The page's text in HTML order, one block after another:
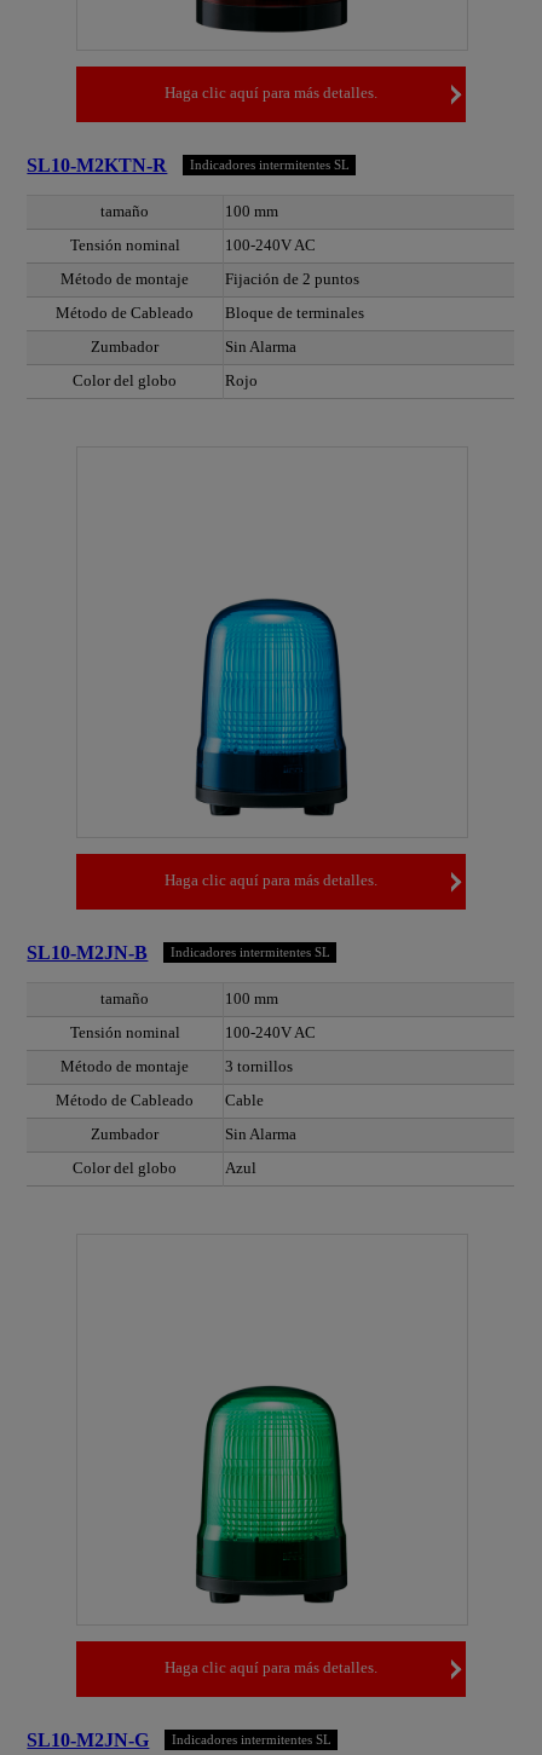
Haga clic aquí para más detalles.
SL10-M2KTN-R Indicadores intermitentes SL
tamaño
100 mm
Tensión nominal
100-240V AC
Método de montaje
Fijación de 2 puntos
Método de Cableado
Bloque de terminales
Zumbador
Sin Alarma
Color del globo
Rojo
Haga clic aquí para más detalles.
SL10-M2JN-B Indicadores intermitentes SL
tamaño
100 mm
Tensión nominal
100-240V AC
Método de montaje
3 tornillos
Método de Cableado
Cable
Zumbador
Sin Alarma
Color del globo
Azul
Haga clic aquí para más detalles.
SL10-M2JN-G Indicadores intermitentes SL